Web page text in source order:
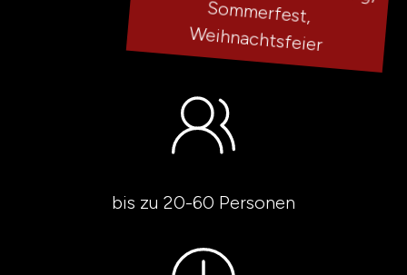
Weihnachtsfeier
bis zu 20-60 Personen